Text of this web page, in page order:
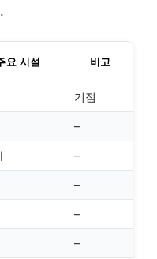
요 시설 비고
기점
–
–
–
–
–